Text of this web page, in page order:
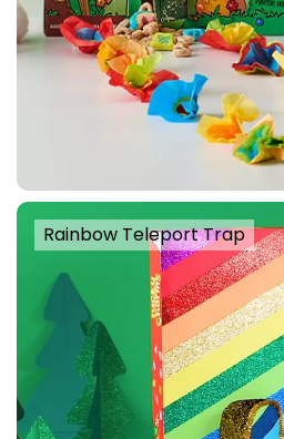
Rainbow Teleport Trap